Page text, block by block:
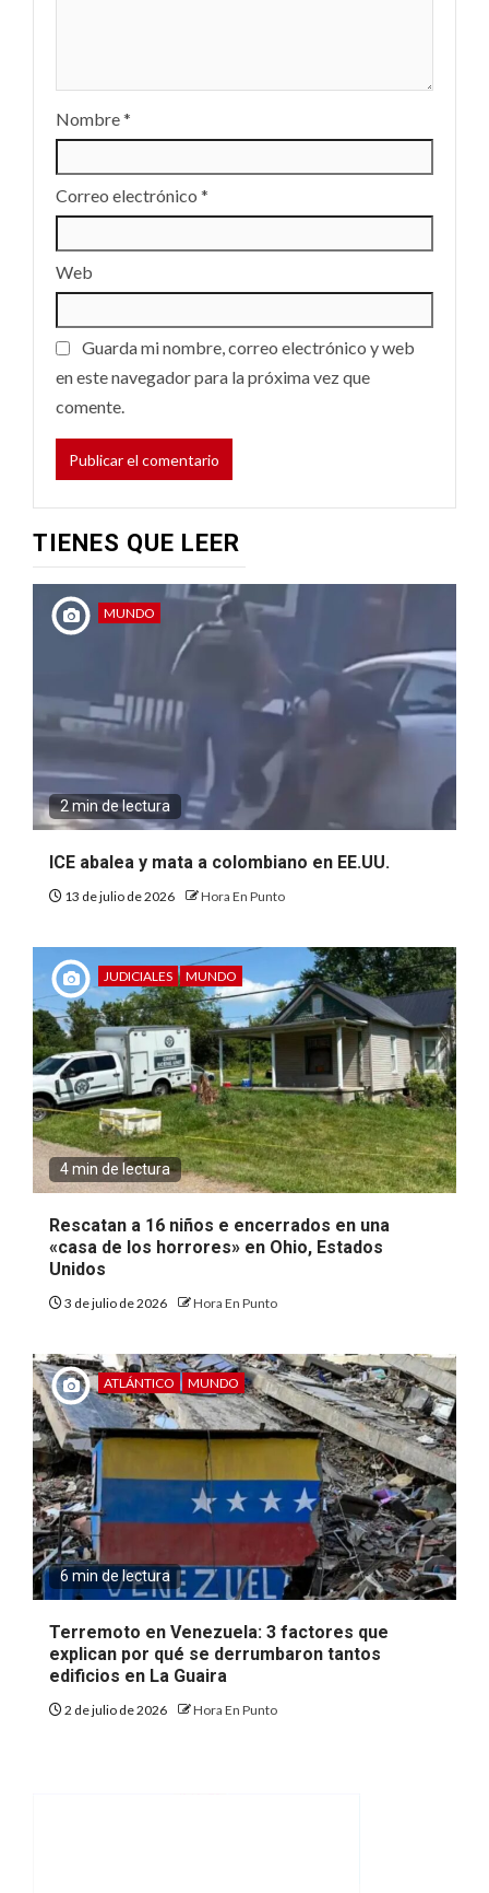
Nombre*
Correo electrónico *
Web
Guarda mi nombre, correo electrónico y web
en este navegador para la próxima vez que
comente.
TIENES QUE LEER
MUNDO
2 min de lectura
ICE abalea y mata a colombiano en EE.UU.
13 de julio de 2026 Hora En Punto
JUDICIALES MUNDO
4 min de lectura
Rescatan a 16 niños e encerrados en una
«casa de los horrores» en Ohio, Estados
Unidos
3 de julio de 2026 Hora En Punto
ATLÁNTICO MUNDO
6 min de lectura
Terremoto en Venezuela: 3 factores que
explican por qué se derrumbaron tantos
edificios en La Guaira
2 de julio de 2026 Hora En Punto